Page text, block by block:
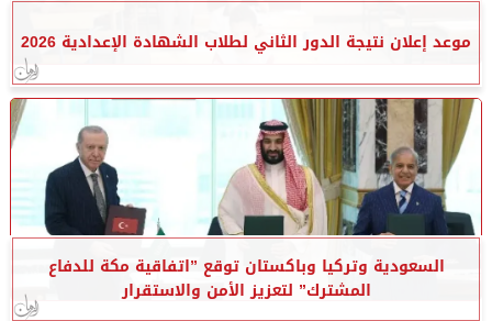
موعد إعلان نتيجة الدور الثاني لطلاب الشهادة الإعدادية 2026
السعودية وتركيا وباكستان توقع ”اتفاقية مكة للدفاع
المشترك” لتعزيز الأمن والاستقرار